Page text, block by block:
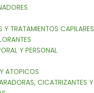
Y TRATAMIENTOS CAPILARES
Y PERSONAL
ATOPICOS
CICATRIZANTES Y